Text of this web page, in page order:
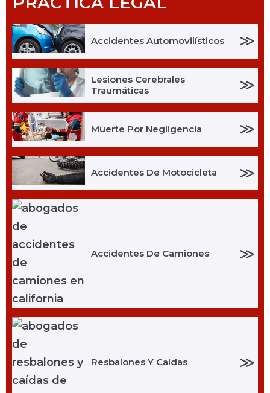
Accidentes Automovilísticos ≫
Lesiones Cerebrales
Traumáticas
≫
Muerte Por Negligencia ≫
Accidentes De Motocicleta ≫
Accidentes De Camiones ≫
Resbalones Y Caídas ≫